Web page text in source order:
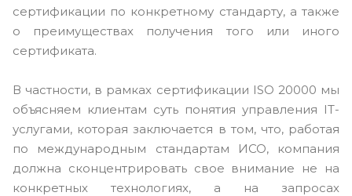
сертификации по конкретному стандарту, а также
о преимуществах получения того или иного
сертификата.
В частности, в рамках сертификации ISO 20000 мы
объясняем клиентам суть понятия управления IT-
услугами, которая заключается в том, что, работая
по международным стандартам ИСО, компания
должна сконцентрировать свое внимание не на
конкретных технологиях, а на запросах